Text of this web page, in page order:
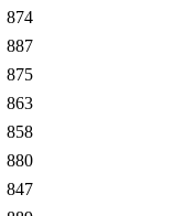
874
887
875
863
858
880
847